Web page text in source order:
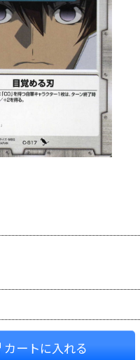
カートに入れる